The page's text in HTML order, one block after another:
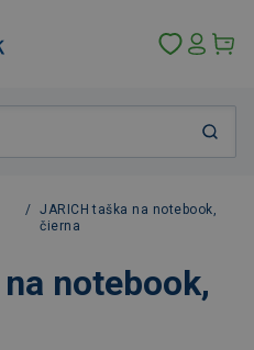
/ JARICH taška na notebook,
čierna
notebook,